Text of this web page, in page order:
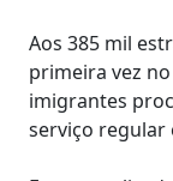
Aos 385 mil
primeira vez
imigrantes
serviço regular